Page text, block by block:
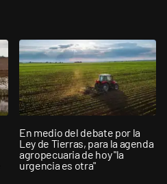
En medio del debate por la
Ley de Tierras, para la agenda
agropecuaria de hoy "la
urgencia es otra"